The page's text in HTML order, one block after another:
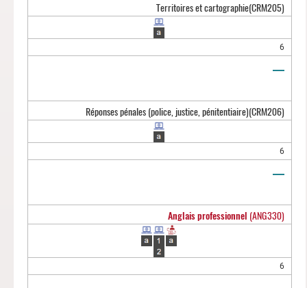
Territoires et cartographie(CRM205)
6
Réponses pénales (police, justice, pénitentiaire)(CRM206)
6
Anglais professionnel (ANG330)
6